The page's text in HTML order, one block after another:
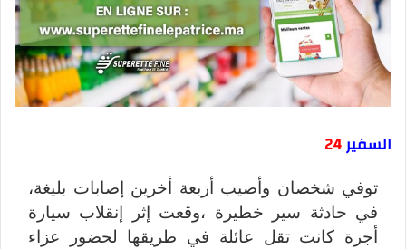
السفير24
توفي شخصان وأصيب أربعة أخرين إصابات بليغة،
في حادثة سير خطيرة ،وقعت إثر إنقلاب سيارة
أجرة كانت تقل عائلة في طريقها لحضور عزاء